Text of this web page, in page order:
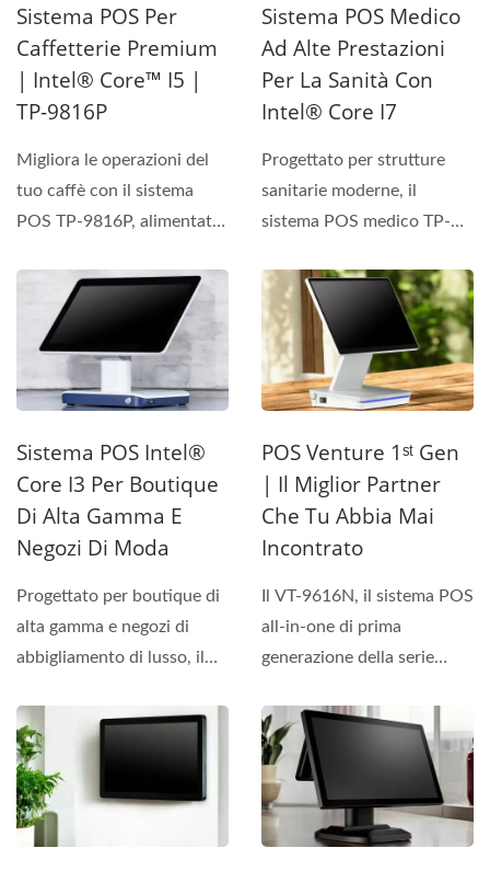
Sistema POS Per
Caffetterie Premium
| Intel® Core™ I5 |
TP-9816P
Migliora le operazioni del
tuo caffè con il sistema
POS TP-9816P, alimentato
Sistema POS Medico
Ad Alte Prestazioni
Per La Sanità Con
Intel® Core I7
Progettato per strutture
sanitarie moderne, il
sistema POS medico TP-
Sistema POS Intel®
Core I3 Per Boutique
Di Alta Gamma E
Negozi Di Moda
Progettato per boutique di
alta gamma e negozi di
abbigliamento di lusso, il
POS Venture 1ˢᵗ Gen
| Il Miglior Partner
Che Tu Abbia Mai
Incontrato
Il VT-9616N, il sistema POS
all-in-one di prima
generazione della serie